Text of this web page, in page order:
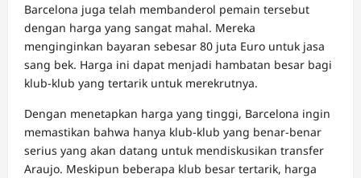
Barcelona juga telah membanderol pemain tersebut
dengan harga yang sangat mahal. Mereka
menginginkan bayaran sebesar 80 juta Euro untuk jasa
sang bek. Harga ini dapat menjadi hambatan besar bagi
klub-klub yang tertarik untuk merekrutnya.
Dengan menetapkan harga yang tinggi, Barcelona ingin
memastikan bahwa hanya klub-klub yang benar-benar
serius yang akan datang untuk mendiskusikan transfer
Araujo. Meskipun beberapa klub besar tertarik, harga